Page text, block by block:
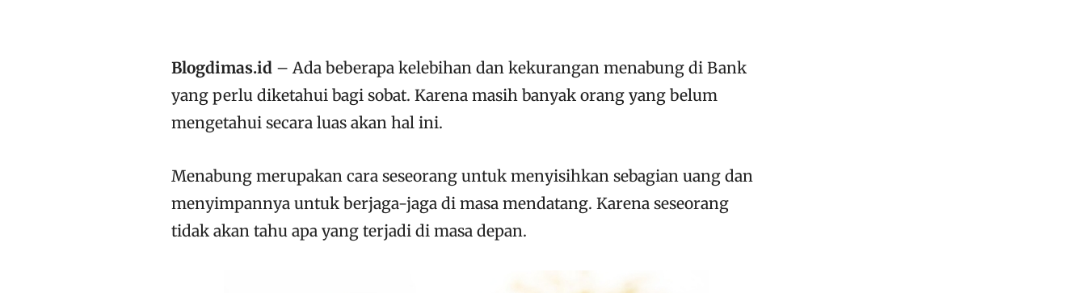
Blogdimas.id – Ada beberapa kelebihan dan kekurangan menabung di Bank
yang perlu diketahui bagi sobat. Karena masih banyak orang yang belum
mengetahui secara luas akan hal ini.
Menabung merupakan cara seseorang untuk menyisihkan sebagian uang dan
menyimpannya untuk berjaga-jaga di masa mendatang. Karena seseorang
tidak akan tahu apa yang terjadi di masa depan.